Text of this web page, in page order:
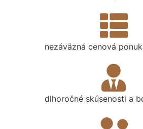
nezáväzná cenová
dlhoročné skúsenosti a